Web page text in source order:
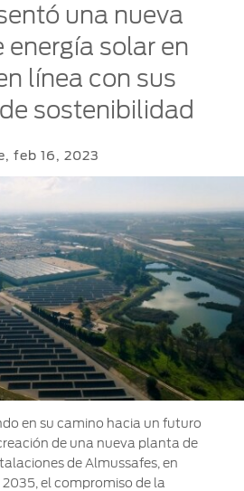
una nueva
energía solar en
línea con sus
sostenibilidad
feb 16, 2023
en su camino hacia un futuro
de una nueva planta de
de Almussafes, en
el compromiso de la